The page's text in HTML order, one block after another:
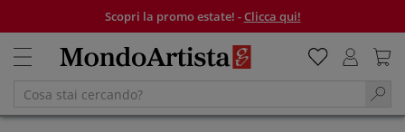
Scopri la promo estate! -Clicca qui!